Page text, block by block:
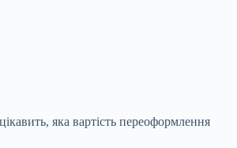
яка вартість переоформлення